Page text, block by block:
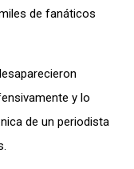
de fanáticos
y lo
de un periodista